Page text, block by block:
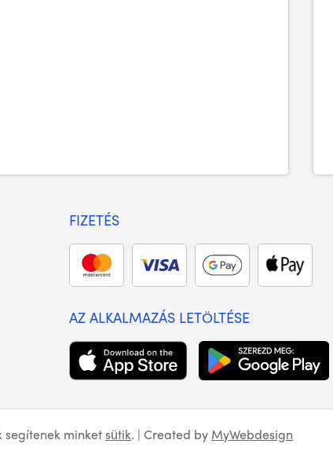
FIZETÉS
AZ ALKALMAZÁS LETÖLTÉSE
segítenek minket sütik. | Created by MyWebdesign